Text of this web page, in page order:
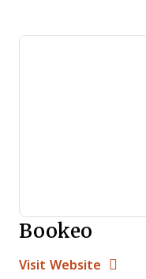
Bookeo
Visit Website